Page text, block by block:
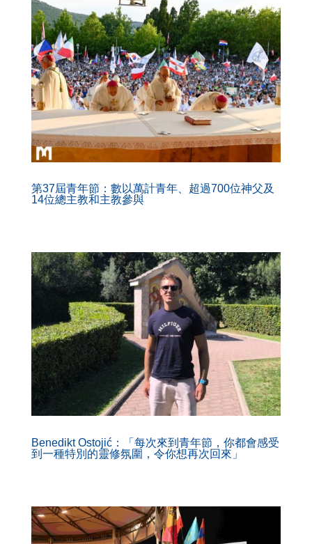
第37屆青年節：數以萬計青年、超過700位神父及
14位總主教和主教參與
Benedikt Ostojić：「每次來到青年節，你都會感受
到一種特別的靈修氛圍，令你想再次回來」